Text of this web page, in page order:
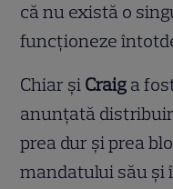
că nu există o
funcționeze
Chiar și Craig a
anunțată
prea dur și prea
mandatului său și